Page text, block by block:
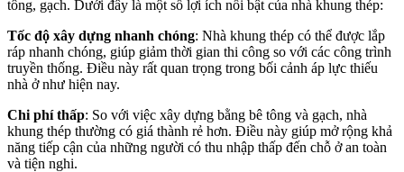
tông, gạch. Dưới đây là một số lợi ích nổi bật của nhà khung thép:
Tốc độ xây dựng nhanh chóng: Nhà khung thép có thể được lắp
ráp nhanh chóng, giúp giảm thời gian thi công so với các công trình
truyền thống. Điều này rất quan trọng trong bối cảnh áp lực thiếu
nhà ở như hiện nay.
Chi phí thấp: So với việc xây dựng bằng bê tông và gạch, nhà
khung thép thường có giá thành rẻ hơn. Điều này giúp mở rộng khả
năng tiếp cận của những người có thu nhập thấp đến chỗ ở an toàn
và tiện nghi.